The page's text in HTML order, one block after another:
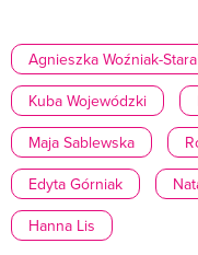
Agnieszka Woźniak-
Kuba Wojewódzki
Maja Sablewska
Edyta Górniak
Hanna Lis